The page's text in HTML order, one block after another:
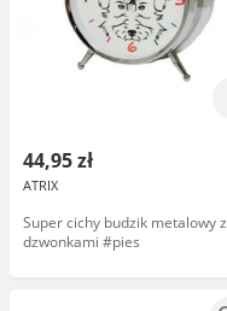
44,95 zł
ATRIX
Super cichy budzik metalowy z
dzwonkami #pies